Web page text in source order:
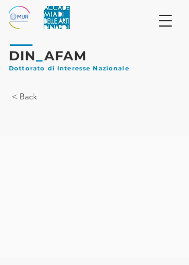
DIN AFAM
Dottorato di Interesse Nazionale
< Back